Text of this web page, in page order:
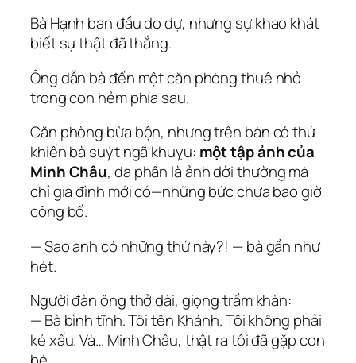
Bà Hạnh ban đầu do dự, nhưng sự khao khát
biết sự thật đã thắng.
Ông dẫn bà đến một căn phòng thuê nhỏ
trong con hẻm phía sau.
Căn phòng bừa bộn, nhưng trên bàn có thứ
khiến bà suýt ngã khuỵu: một tập ảnh của
Minh Châu, đa phần là ảnh đời thường mà
chỉ gia đình mới có—những bức chưa bao giờ
công bố.
— Sao anh có những thứ này?! — bà gần như
hét.
Người đàn ông thở dài, giọng trầm khàn:
— Bà bình tĩnh. Tôi tên Khánh. Tôi không phải
kẻ xấu. Và… Minh Châu, thật ra tôi đã gặp con